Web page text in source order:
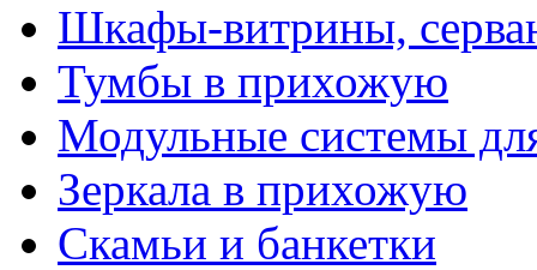
Шкафы-витрины,
Тумбы в прихожую
Модульные системы
Зеркала в прихожую
Скамьи и банкетки